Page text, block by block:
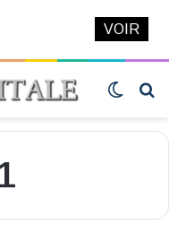
Switch
VOIR